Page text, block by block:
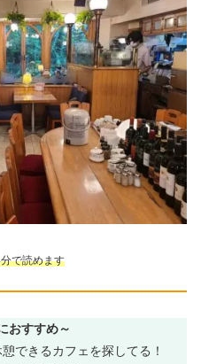
で読めます
おすすめ～
できるカフェを探してる！